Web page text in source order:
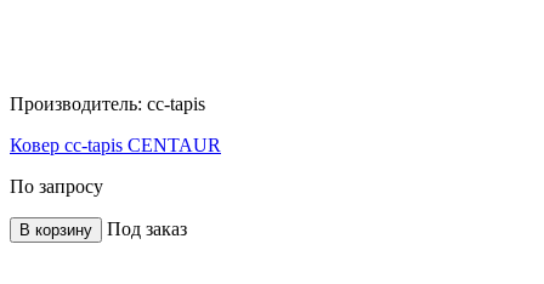
Производитель: cc-tapis
Ковер cc-tapis CENTAUR
По запросу
В корзину Под заказ